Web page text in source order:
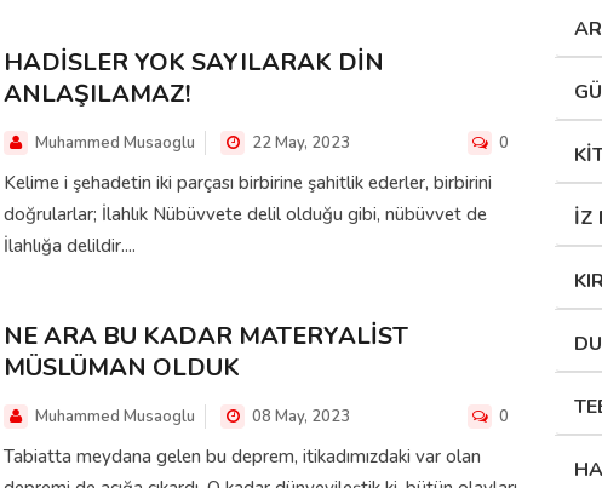
HADİSLER YOK SAYILARAK DİN
ANLAŞILAMAZ!
Muhammed Musaoglu 22 May, 2023 0
Kelime i şehadetin iki parçası birbirine şahitlik ederler, birbirini
doğrularlar; İlahlık Nübüvvete delil olduğu gibi, nübüvvet de
İlahlığa delildir....
NE ARA BU KADAR MATERYALİST
MÜSLÜMAN OLDUK
Muhammed Musaoglu 08 May, 2023 0
Tabiatta meydana gelen bu deprem, itikadımızdaki var olan
İZ